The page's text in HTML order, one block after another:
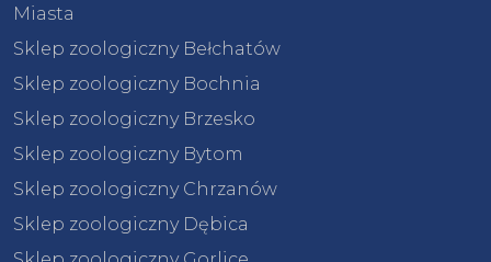
Miasta
Sklep zoologiczny Bełchatów
Sklep zoologiczny Bochnia
Sklep zoologiczny Brzesko
Sklep zoologiczny Bytom
Sklep zoologiczny Chrzanów
Sklep zoologiczny Dębica